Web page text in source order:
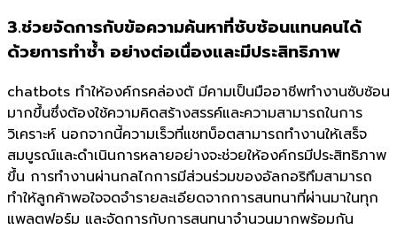
3.ช่วยจัดการกับข้อความค้นหาที่ซับซ้อนแทนคนได้
ด้วยการทำซ้ำ อย่างต่อเนื่องและมีประสิทธิภาพ
chatbots ทำให้องค์กรคล่องตั มีคามเป็นมืออาชีพทำงานซับซ้อน
มากขึ้นซึ่งต้องใช้ความคิดสร้างสรรค์และความสามารถในการ
วิเคราะห์ นอกจากนี้ความเร็วที่แชทบ็อตสามารถทำงานให้เสร็จ
สมบูรณ์และดำเนินการหลายอย่างจะช่วยให้องค์กรมีประสิทธิภาพ
ขึ้น การทำงานผ่านกลไกการมีส่วนร่วมของอัลกอริทึมสามารถ
ทำให้ลูกค้าพอใจจดจำรายละเอียดจากการสนทนาที่ผ่านมาในทุก
แพลตฟอร์ม และจัดการกับการสนทนาจำนวนมากพร้อมกัน